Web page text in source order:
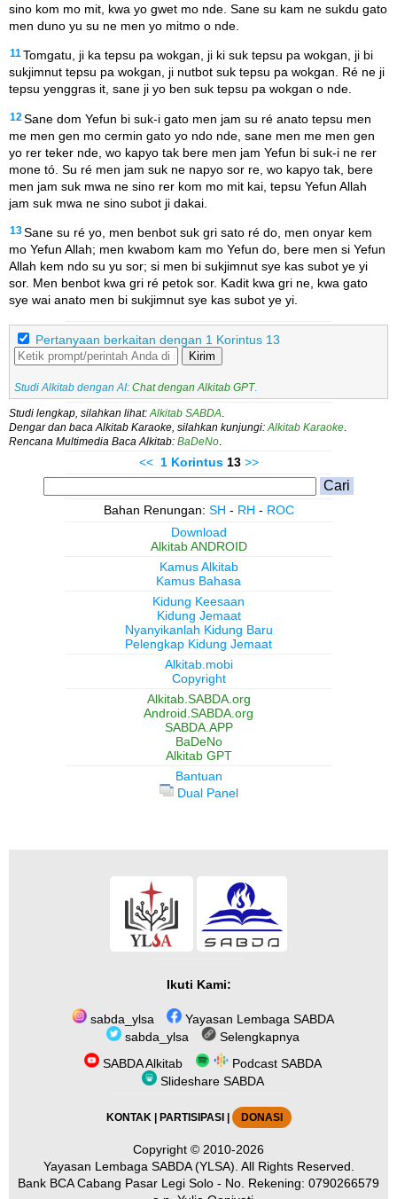
sino kom mo mit, kwa yo gwet mo nde. Sane su kam ne sukdu gato
men duno yu su ne men yo mitmo o nde.
11 Tomgatu, ji ka tepsu pa wokgan, ji ki suk tepsu pa wokgan, ji bi
sukjimnut tepsu pa wokgan, ji nutbot suk tepsu pa wokgan. Ré ne ji
tepsu yenggras it, sane ji yo ben suk tepsu pa wokgan o nde.
12 Sane dom Yefun bi suk-i gato men jam su ré anato tepsu men
me men gen mo cermin gato yo ndo nde, sane men me men gen
yo rer teker nde, wo kapyo tak bere men jam Yefun bi suk-i ne rer
mone tó. Su ré men jam suk ne napyo sor re, wo kapyo tak, bere
men jam suk mwa ne sino rer kom mo mit kai, tepsu Yefun Allah
jam suk mwa ne sino subot ji dakai.
13Sane su ré yo, men benbot suk gri sato ré do, men onyar kem
mo Yefun Allah; men kwabom kam mo Yefun do, bere men si Yefun
Allah kem ndo su yu sor; si men bi sukjimnut sye kas subot ye yi
sor. Men benbot kwa gri ré petok sor. Kadit kwa gri ne, kwa gato
sye wai anato men bi sukjimnut sye kas subot ye yi.
Pertanyaan berkaitan dengan 1 Korintus 13
Kirim
Studi Alkitab dengan AI: Chat dengan Alkitab GPT .
Studi lengkap, silahkan lihat:Alkitab SABDA.
Dengar dan baca Alkitab Karaoke, silahkan kunjungi:Alkitab Karaoke.
Rencana Multimedia Baca Alkitab: BaDeNo.
<< 1 Korintus13 >>
Bahan Renungan: SH - RH - ROC
Download
Alkitab ANDROID
Kamus Alkitab
Kamus Bahasa
Kidung Keesaan
Kidung Jemaat
Nyanyikanlah Kidung Baru
Pelengkap Kidung Jemaat
Alkitab.mobi
Copyright
Alkitab.SABDA.org
Android.SABDA.org
SABDA.APP
BaDeNo
Alkitab GPT
Bantuan
Dual Panel
Ikuti Kami:
sabda_ylsa
Yayasan Lembaga SABDA
sabda_ylsa
Selengkapnya
SABDA Alkitab
Podcast SABDA
Slideshare SABDA
KONTAK| PARTISIPASI DONASI
Copyright © 2010-2026
Yayasan Lembaga SABDA (YLSA). All Rights Reserved.
Bank BCA Cabang Pasar Legi Solo - No. Rekening: 0790266579